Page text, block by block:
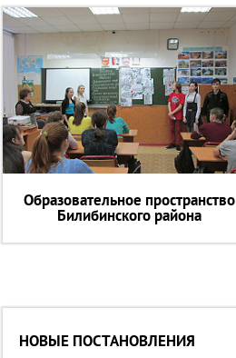
Образовательное пространство
Билибинского района
НОВЫЕ ПОСТАНОВЛЕНИЯ